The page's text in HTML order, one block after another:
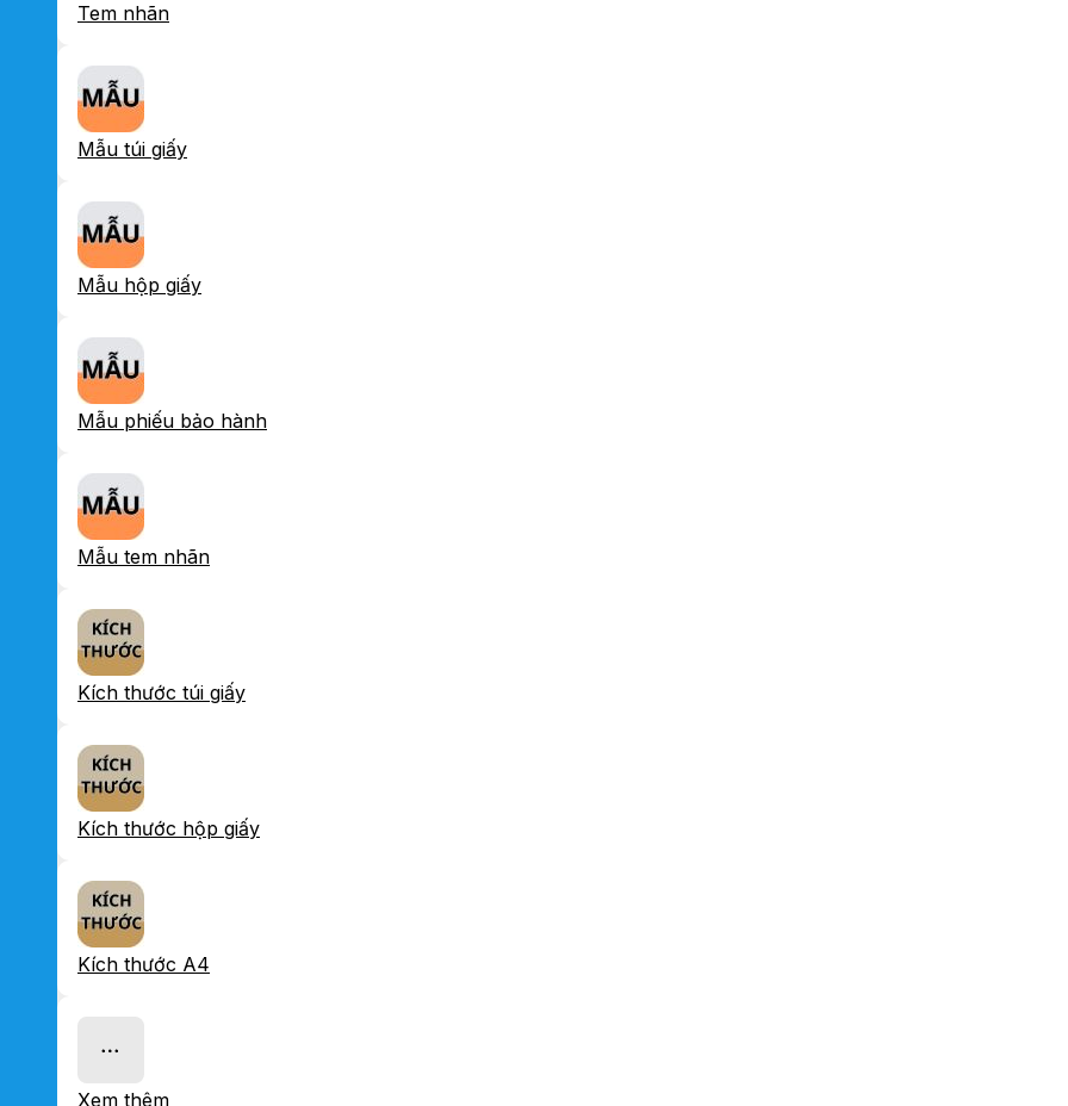
Tem nhãn
Mẫu túi giấy
Mẫu hộp giấy
Mẫu phiếu bảo hành
Mẫu tem nhãn
Kích thước túi giấy
Kích thước hộp giấy
Kích thước A4
Xem thêm